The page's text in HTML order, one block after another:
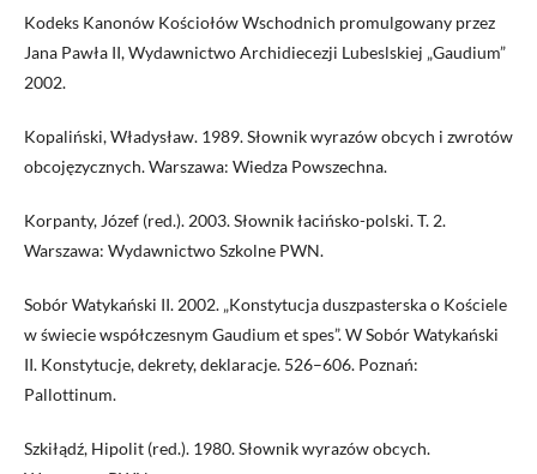
Kodeks Kanonów Kościołów Wschodnich promulgowany przez
Jana Pawła II, Wydawnictwo Archidiecezji Lubeslskiej „Gaudium”
2002.
Kopaliński, Władysław. 1989. Słownik wyrazów obcych i zwrotów
obcojęzycznych. Warszawa: Wiedza Powszechna.
Korpanty, Józef (red.). 2003. Słownik łacińsko-polski. T. 2.
Warszawa: Wydawnictwo Szkolne PWN.
Sobór Watykański II. 2002. „Konstytucja duszpasterska o Kościele
w świecie współczesnym Gaudium et spes”. W Sobór Watykański
II. Konstytucje, dekrety, deklaracje. 526–606. Poznań:
Pallottinum.
Szkiłądź, Hipolit (red.). 1980. Słownik wyrazów obcych.